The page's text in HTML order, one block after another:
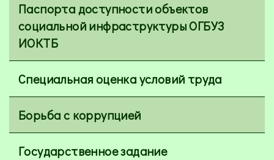
Паспорта доступности объектов
социальной инфраструктуры ОГБУЗ
ИОКТБ
Специальная оценка условий труда
Борьба с коррупцией
Государственное задание